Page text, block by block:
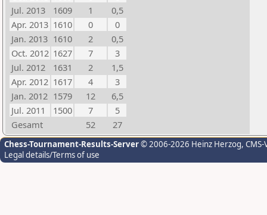
Jul. 2013
1609 1
0,5
Apr. 2013 1610 0
0
Jan. 2013 1610 2
0,5
Oct. 2012 1627 7
3
Jul. 2012
1631 2
1,5
Apr. 2012 1617 4
3
Jan. 2012 1579 12
6,5
Jul. 2011
1500 7
5
Gesamt
52 27
Chess-Tournament-Results-Server© 2006-2026 Heinz Herzog,
Legal details/Terms of use